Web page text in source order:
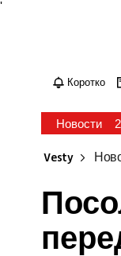
'
Коротко
Новости
Vesty